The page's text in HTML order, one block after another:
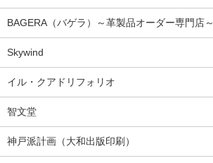
BAGERA（バゲラ）～革製品オーダー専門店～
Skywind
イル・クアドリフォリオ
智文堂
神戸派計画（大和出版印刷）